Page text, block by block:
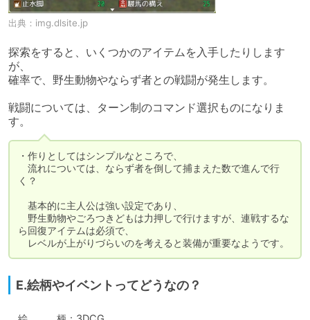
出典： img.dlsite.jp
探索をすると、いくつかのアイテムを入手したりします
が、
確率で、野生動物やならず者との戦闘が発生します。
戦闘については、ターン制のコマンド選択ものになりま
す。
・作りとしてはシンプルなところで、
流れについては、ならず者を倒して捕まえた数で進んで行
く？
基本的に主人公は強い設定であり、
野生動物やごろつきどもは力押しで行けますが、連戦するな
ら回復アイテムは必須で、
レベルが上がりづらいのを考えると装備が重要なようです。
E.絵柄やイベントってどうなの？